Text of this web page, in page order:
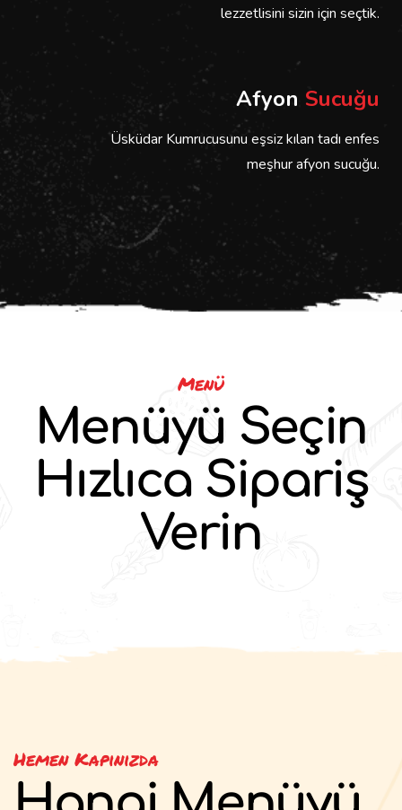
lezzetlisini sizin için seçtik.
Afyon Sucuğu
Üsküdar Kumrucusunu eşsiz kılan tadı enfes
meşhur afyon sucuğu.
Menü
Menüyü Seçin
Hızlıca Sipariş
Verin
Hemen Kapınızda